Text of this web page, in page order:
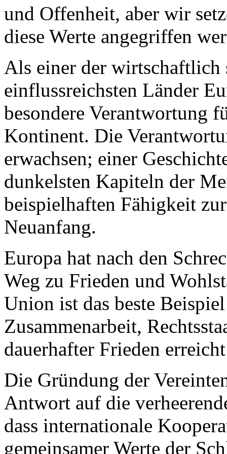
und Offenheit, aber wir
diese Werte angegriffen
Als einer der wirtschaftlich
einflussreichsten Länder
besondere Verantwortung
Kontinent. Die
erwachsen; einer
dunkelsten Kapiteln der
beispielhaften Fähigkeit
Neuanfang.
Europa hat nach den
Weg zu Frieden und
Union ist das beste
Zusammenarbeit,
dauerhafter Frieden
Die Gründung der
Antwort auf die
dass internationale
gemeinsamer Werte der